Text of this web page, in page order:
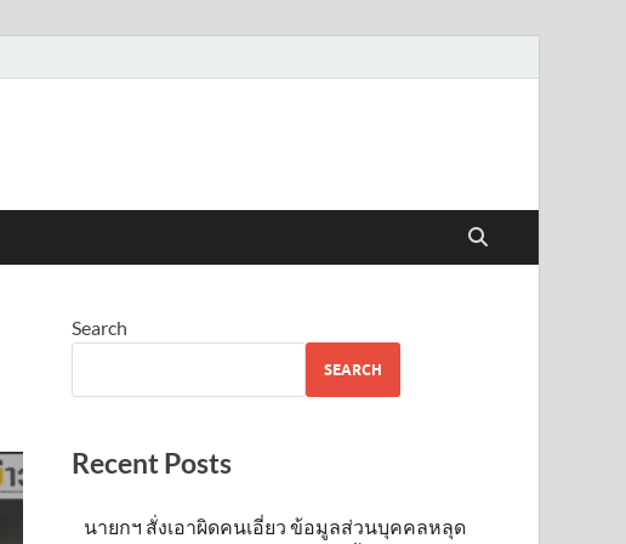
Search
SEARCH
Recent Posts
นายกฯ สั่งเอาผิดคนเอี่ยว ข้อมูลส่วนบุคคลหลุด